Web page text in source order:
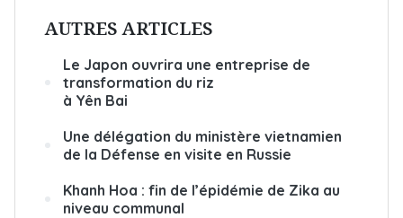
AUTRES ARTICLES
Le Japon ouvrira une entreprise de
transformation du riz
à Yên Bai
Une délégation du ministère vietnamien
de la Défense en visite en Russie
Khanh Hoa : fin de l’épidémie de Zika au
niveau communal